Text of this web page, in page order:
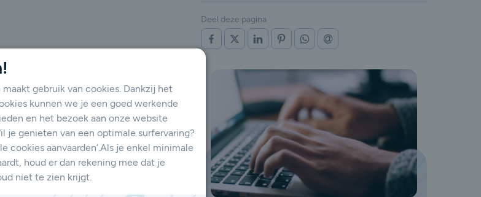
Deel deze pagina
OP FACEBOOK
OP X (TWITTER)
OP LINKEDINOP PINTERESTOP WHATSAPP
gebruik van cookies. Dankzij het
kunnen we je een goed werkende
en het bezoek aan onze website
je genieten van een optimale surfervaring?
cookies aanvaarden’.Als je enkel minimale
houd er dan rekening mee dat je
niet te zien krijgt.